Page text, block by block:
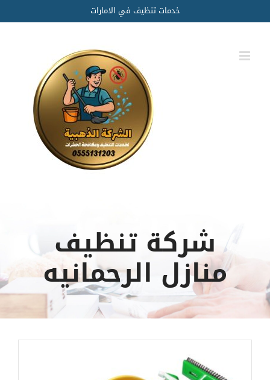
to
content
خدمات تنظيف في الامارات
شركة تنظيف
منازل الرحمانيه